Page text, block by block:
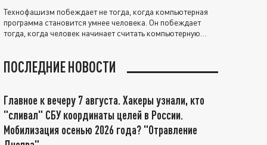
Технофашизм побеждает не тогда, когда компьютерная
программа становится умнее человека. Он побеждает
тогда, когда человек начинает считать компьютерную
ПОСЛЕДНИЕ НОВОСТИ
Главное к вечеру 7 августа. Хакеры узнали, кто
"сливал" СБУ координаты целей в России.
Мобилизация осенью 2026 года? "Отравление